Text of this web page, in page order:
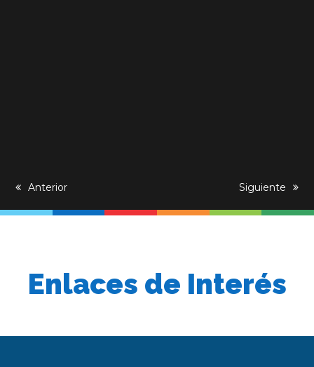
previous
Anterior
next
Siguiente
Enlaces de Interés